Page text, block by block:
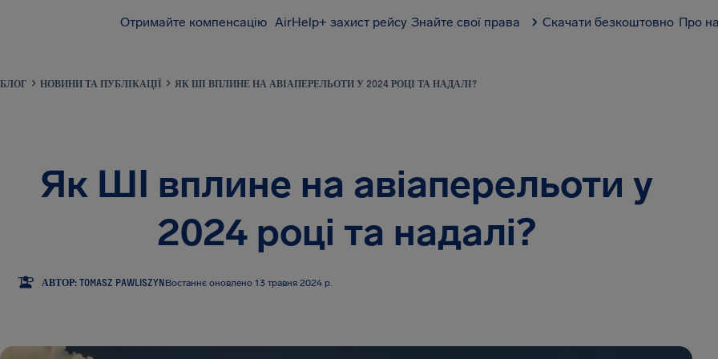
Отримайте компенсацію AirHelp+ захист рейсу Знайте свої права Скачати безкоштовно Про
БЛОГ НОВИНИ ТА ПУБЛІКАЦІЇ ЯК ШІ ВПЛИНЕ НА АВІАПЕРЕЛЬОТИ У 2024 РОЦІ ТА НАДАЛІ?
Як ШІ вплине на авіаперельоти у
2024 році та надалі?
TP АВТОР: TOMASZ PAWLISZYNВостаннє оновлено 13 травня 2024 р.